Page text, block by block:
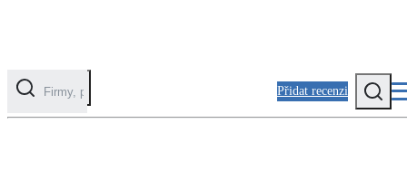
Přidat recenzi